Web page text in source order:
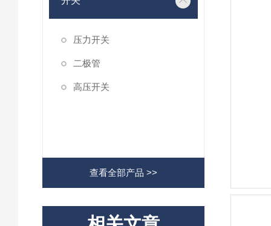
压力开关
二极管
高压开关
查看全部产品 >>